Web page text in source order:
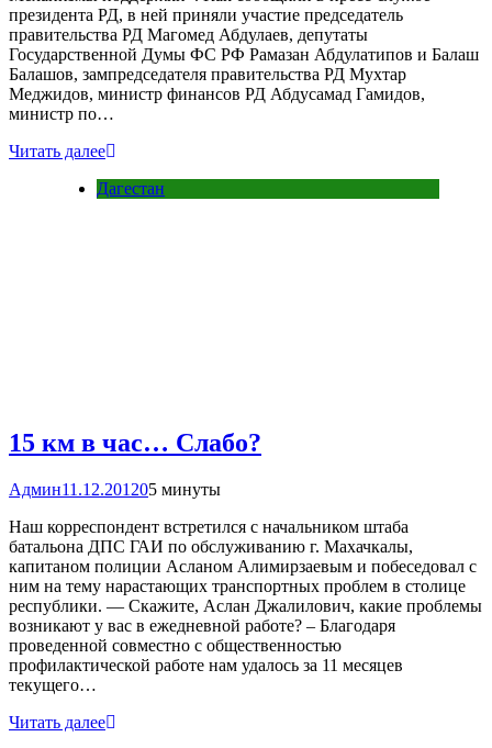
президента РД, в ней приняли участие председатель
правительства РД Магомед Абдулаев, депутаты
Государственной Думы ФС РФ Рамазан Абдулатипов и Балаш
Балашов, зампредседателя правительства РД Мухтар
Меджидов, министр финансов РД Абдусамад Гамидов,
министр по…
Читать далее
Дагестан
15 км в час… Слабо?
Админ11.12.201205 минуты
Наш корреспондент встретился с начальником штаба
батальона ДПС ГАИ по обслуживанию г. Махачкалы,
капитаном полиции Асланом Алимирзаевым и побеседовал с
ним на тему нарастающих транспортных проблем в столице
республики. — Скажите, Аслан Джалилович, какие проблемы
возникают у вас в ежедневной работе? – Благодаря
проведенной совместно с общественностью
профилактической работе нам удалось за 11 месяцев
текущего…
Читать далее